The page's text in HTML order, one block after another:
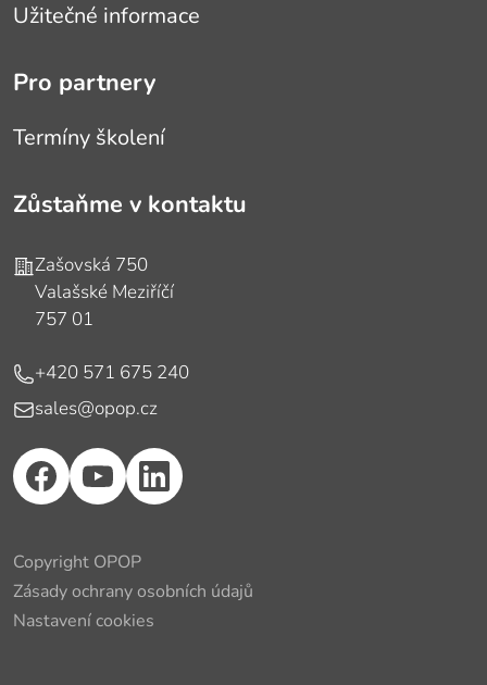
Užitečné informace
Pro partnery
Termíny školení
Zůstaňme v kontaktu
Adresa
Zašovská 750
Valašské Meziříčí
757 01
Telefon
+420 571 675 240
E-mail
sales@opop.cz
Copyright OPOP
Zásady ochrany osobních údajů
Nastavení cookies